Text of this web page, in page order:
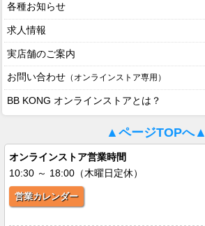
各種お知らせ
求人情報
実店舗のご案内
お問い合わせ （オンラインストア専用）
BB KONG オンラインストアとは？
▲ページTOPへ▲
オンラインストア営業時間
10:30 ～ 18:00（木曜日定休）
営業カレンダー